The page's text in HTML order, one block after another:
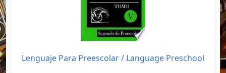
Lenguaje Para Preescolar / Language Preschool